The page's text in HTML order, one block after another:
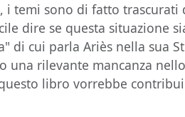
i temi sono di fatto trascurati
dire se questa situazione
di cui parla Ariès nella sua
una rilevante mancanza
libro vorrebbe